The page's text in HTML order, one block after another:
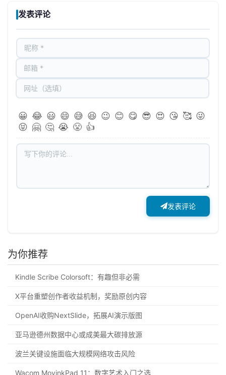
发表评论
😀 😂 😃 😄 😅 😆 😉 😊 😋 😎 😍 😘 🥰 😜
😝 🤗 🤔 😭 😤 👍
发表评论
为你推荐
Kindle Scribe Colorsoft：有趣但非必需
X平台重塑创作者收益机制，奖励原创内容
OpenAI收购NextSlide，拓展AI演示版图
亚马逊德州数据中心或成美最大碳排放源
波兰关键设施面临大规模网络攻击风险
Wacom MovinkPad 11：数字艺术入门之选